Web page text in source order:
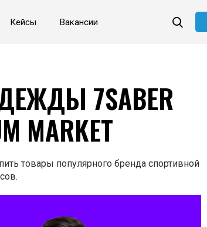
Кейсы Вакансии
Читайте главные новости
7SABER
MARKET
товары популярного бренда спортивной